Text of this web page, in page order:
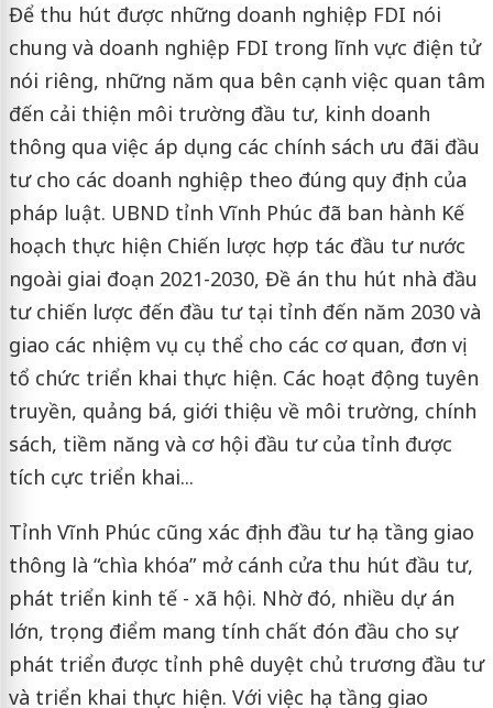
Để thu hút được những doanh nghiệp FDI nói
chung và doanh nghiệp FDI trong lĩnh vực điện tử
nói riêng, những năm qua bên cạnh việc quan tâm
đến cải thiện môi trường đầu tư, kinh doanh
thông qua việc áp dụng các chính sách ưu đãi đầu
tư cho các doanh nghiệp theo đúng quy định của
pháp luật. UBND tỉnh Vĩnh Phúc đã ban hành Kế
hoạch thực hiện Chiến lược hợp tác đầu tư nước
ngoài giai đoạn 2021-2030, Đề án thu hút nhà đầu
tư chiến lược đến đầu tư tại tỉnh đến năm 2030 và
giao các nhiệm vụ cụ thể cho các cơ quan, đơn vị
tổ chức triển khai thực hiện. Các hoạt động tuyên
truyền, quảng bá, giới thiệu về môi trường, chính
sách, tiềm năng và cơ hội đầu tư của tỉnh được
tích cực triển khai...
Tỉnh Vĩnh Phúc cũng xác định đầu tư hạ tầng giao
thông là “chìa khóa” mở cánh cửa thu hút đầu tư,
phát triển kinh tế - xã hội. Nhờ đó, nhiều dự án
lớn, trọng điểm mang tính chất đón đầu cho sự
phát triển được tỉnh phê duyệt chủ trương đầu tư
và triển khai thực hiện. Với việc hạ tầng giao